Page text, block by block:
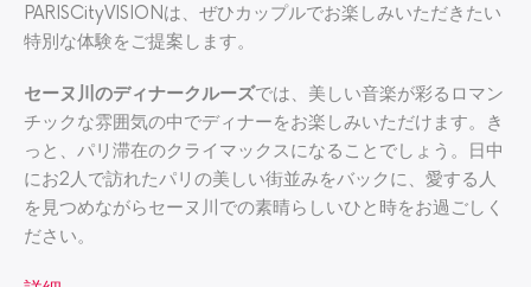
PARISCityVISIONは、ぜひカップルでお楽しみいただきたい
特別な体験をご提案します。
セーヌ川のディナークルーズでは、美しい音楽が彩るロマン
チックな雰囲気の中でディナーをお楽しみいただけます。き
っと、パリ滞在のクライマックスになることでしょう。日中
にお2人で訪れたパリの美しい街並みをバックに、愛する人
を見つめながらセーヌ川での素晴らしいひと時をお過ごしく
ださい。